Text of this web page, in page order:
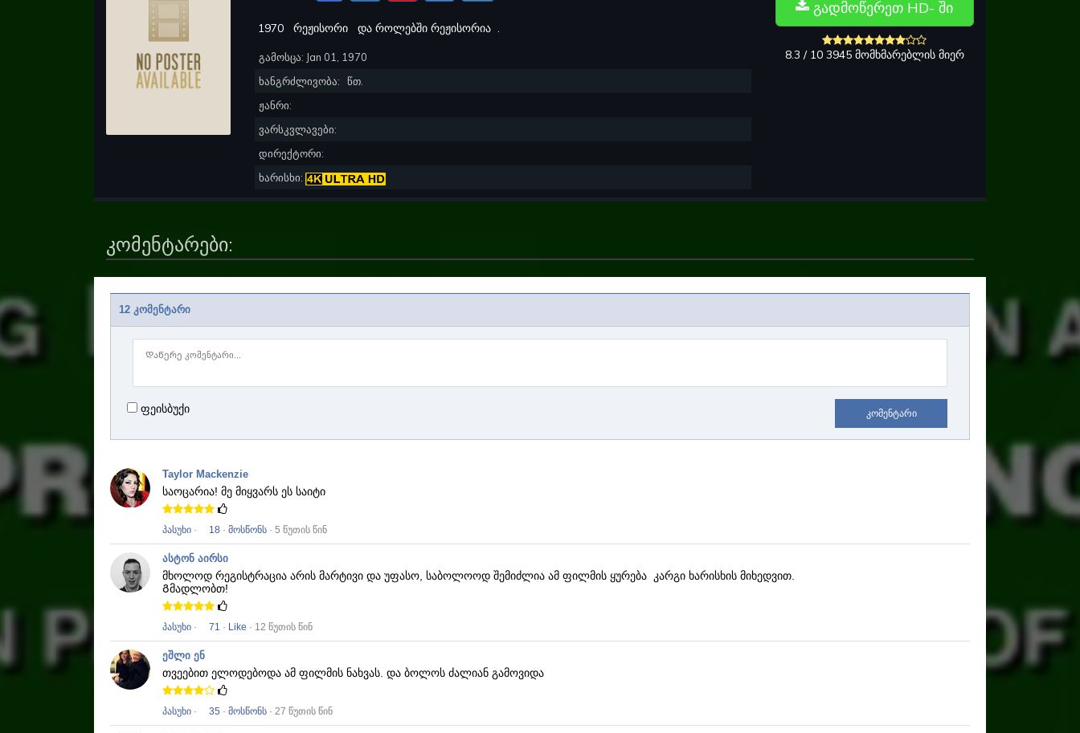
1970 რეჟისორი და როლებში რეჟისორია .
გამოსცა: Jan 01, 1970
ხანგრძლივობა:
წთ.
ჟანრი:
ვარსკვლავები:
დირექტორი:
ხარისხი:
გადმოწერეთ HD- ში
8.3 / 10 3945 მომხმარებლის მიერ
კომენტარები:
12 კომენტარი
ფეისბუქი კომენტარი
Taylor Mackenzie
საოცარია! მე მიყვარს ეს საიტი
პასუხი · 18 · მოსწონს · 5 წუთის წინ
ასტონ აირსი
მხოლოდ რეგისტრაცია არის მარტივი და უფასო, საბოლოოდ შემიძლია ამ ფილმის ყურება კარგი ხარისხის მიხედვით.
Გმადლობთ!
პასუხი · 71 · Like · 12 წუთის წინ
ეშლი ენ
თვეებით ელოდებოდა ამ ფილმის ნახვას. და ბოლოს ძალიან გამოვიდა
პასუხი · 35 · მოსწონს · 27 წუთის წინ